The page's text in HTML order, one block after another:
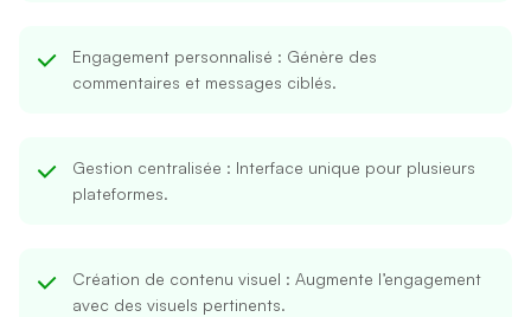
Engagement personnalisé : Génère des
commentaires et messages ciblés.
Gestion centralisée : Interface unique pour plusieurs
plateformes.
Création de contenu visuel : Augmente l’engagement
avec des visuels pertinents.